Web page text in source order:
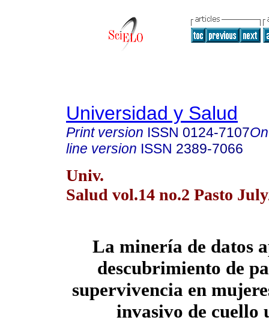
Universidad y Salud
Print version ISSN 0124-7107
line version ISSN 2389-7066
Univ.
Salud vol.14 no.2 Pasto
La minería de datos
descubrimiento de
supervivencia en
invasivo de cuello